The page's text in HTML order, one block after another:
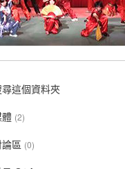
這個資料夾
(2)
區 (0)